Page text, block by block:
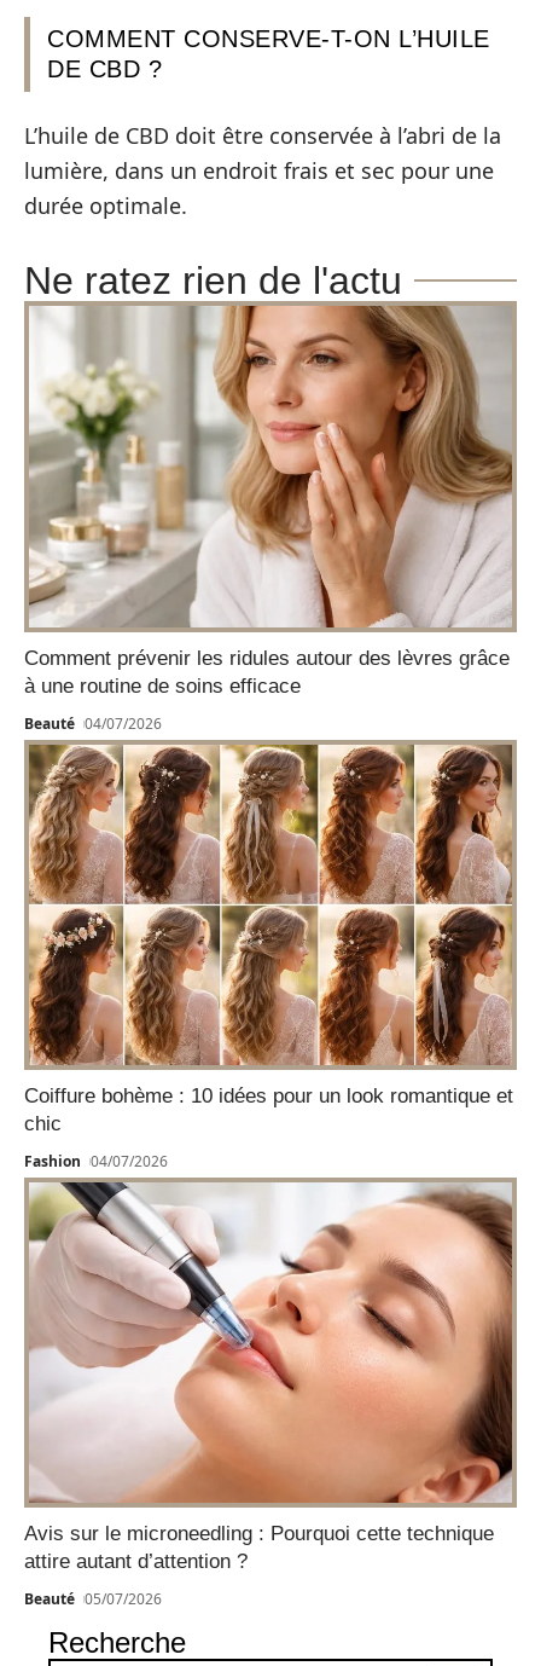
COMMENT CONSERVE-T-ON L’HUILE
DE CBD ?
L’huile de CBD doit être conservée à l’abri de la
lumière, dans un endroit frais et sec pour une
durée optimale.
Ne ratez rien de l'actu
Comment prévenir les ridules autour des lèvres grâce
à une routine de soins efficace
Beauté 04/07/2026
Coiffure bohème : 10 idées pour un look romantique et
chic
Fashion 04/07/2026
Avis sur le microneedling : Pourquoi cette technique
attire autant d’attention ?
Beauté 05/07/2026
Recherche